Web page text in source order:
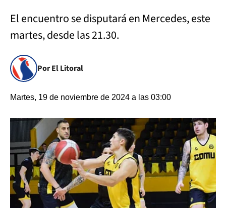
El encuentro se disputará en Mercedes, este
martes, desde las 21.30.
Por El Litoral
Martes, 19 de noviembre de 2024 a las 03:00